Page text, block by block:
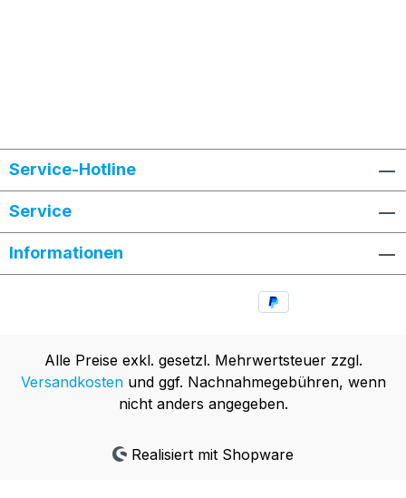
Service-Hotline
Service
Informationen
Alle Preise exkl. gesetzl. Mehrwertsteuer zzgl.
Versandkostenund ggf. Nachnahmegebühren, wenn
nicht anders angegeben.
Realisiert mit Shopware